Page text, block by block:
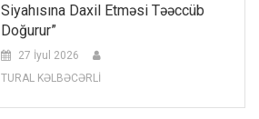
Siyahısına Daxil Etməsi Təəccüb
Doğurur”
27 İyul 2026
TURAL KƏLBƏCƏRLİ